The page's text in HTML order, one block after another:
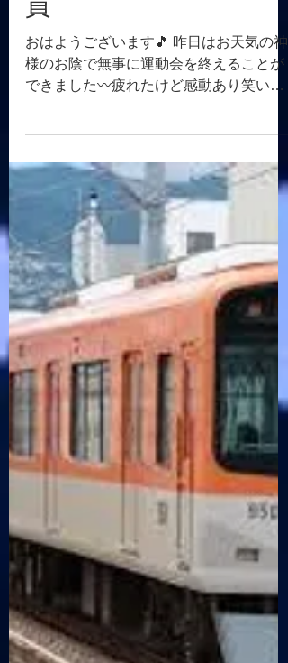
吉井電機
2019年9月29日
読了時間: 3分
員
おはようございます🎵 昨日はお天気の神
様のお陰で無事に運動会を終えることが
できました〰️疲れたけど感動あり笑いあ
りで楽しい一日でした⭐ さて、先日お話
したようにうちには個性的な従業員がた
くさんいます‼️ 現在、吉井電機は社員6名
パート11名嘱託社員2名内職4名の計22名
で...